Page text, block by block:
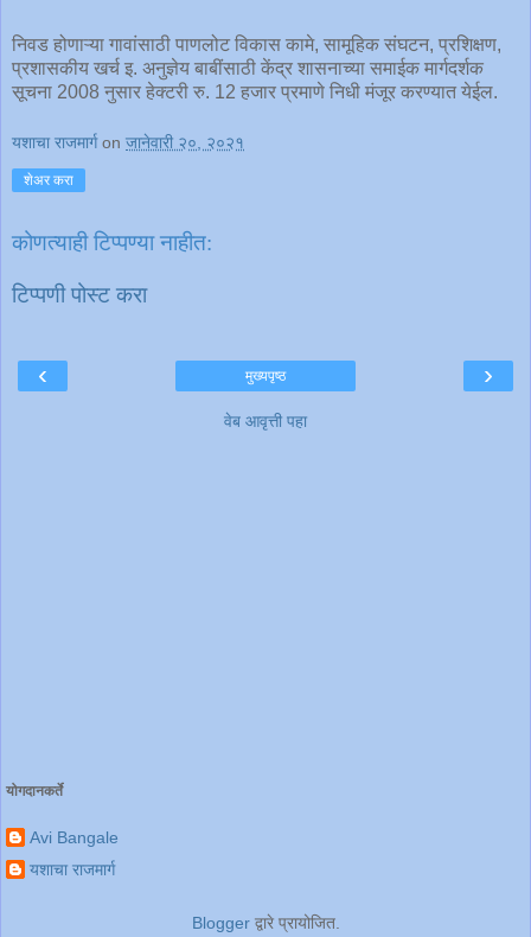
निवड होणाऱ्या गावांसाठी पाणलोट विकास कामे, सामूहिक संघटन, प्रशिक्षण,
प्रशासकीय खर्च इ. अनुज्ञेय बाबींसाठी केंद्र शासनाच्या समाईक मार्गदर्शक
सूचना 2008 नुसार हेक्टरी रु. 12 हजार प्रमाणे निधी मंजूर करण्यात येईल.
यशाचा राजमार्ग on जानेवारी २०, २०२१
शेअर करा
कोणत्याही टिप्पण्‍या नाहीत:
टिप्पणी पोस्ट करा
‹ ›
मुख्यपृष्ठ
वेब आवृत्ती पहा
योगदानकर्ते
Avi Bangale
यशाचा राजमार्ग
Bloggerद्वारे प्रायोजित.